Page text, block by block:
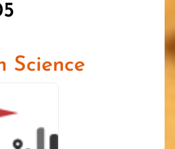
Science